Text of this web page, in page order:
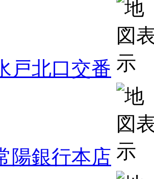
戸北口交番
陽銀行本店